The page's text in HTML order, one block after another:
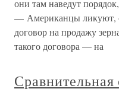
они там наведут
— Американцы ликуют,
договор на продажу
такого договора — на